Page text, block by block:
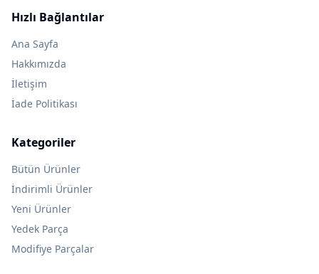
Hızlı Bağlantılar
Ana Sayfa
Hakkımızda
İletişim
İade Politikası
Kategoriler
Bütün Ürünler
İndirimli Ürünler
Yeni Ürünler
Yedek Parça
Modifiye Parçalar